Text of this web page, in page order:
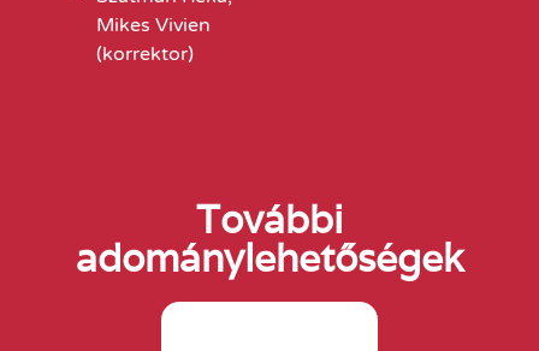
Mikes Vivien
(korrektor)
További
adománylehetőségek